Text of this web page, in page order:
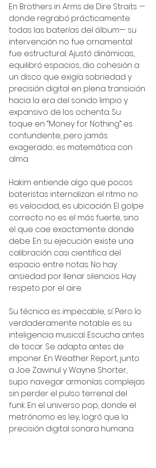
En Brothers in Arms de Dire Straits —
donde regrabó prácticamente
todas las baterías del álbum— su
intervención no fue ornamental:
fue estructural. Ajustó dinámicas,
equilibró espacios, dio cohesión a
un disco que exigía sobriedad y
precisión digital en plena transición
hacia la era del sonido limpio y
expansivo de los ochenta. Su
toque en “Money for Nothing” es
contundente, pero jamás
exagerado; es matemática con
alma.
Hakim entiende algo que pocos
bateristas internalizan: el ritmo no
es velocidad, es ubicación. El golpe
correcto no es el más fuerte, sino
el que cae exactamente donde
debe. En su ejecución existe una
calibración casi científica del
espacio entre notas. No hay
ansiedad por llenar silencios. Hay
respeto por el aire.
Su técnica es impecable, sí. Pero lo
verdaderamente notable es su
inteligencia musical. Escucha antes
de tocar. Se adapta antes de
imponer. En Weather Report, junto
a Joe Zawinul y Wayne Shorter,
supo navegar armonías complejas
sin perder el pulso terrenal del
funk. En el universo pop, donde el
metrónomo es ley, logró que la
precisión digital sonara humana.